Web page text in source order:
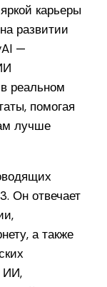
карьеры
развитии
—
реальном
помогая
лучше
Он отвечает
а также
ИИ,